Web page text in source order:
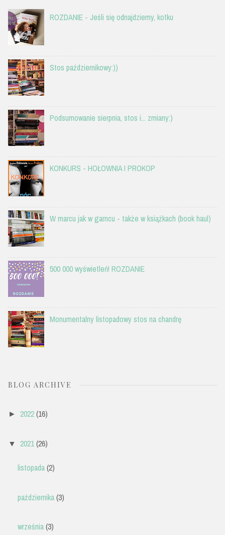
ROZDANIE - Jeśli się odnajdziemy, kotku
Stos październikowy:))
Podsumowanie sierpnia, stos i... zmiany:)
KONKURS - HOŁOWNIA I PROKOP
W marcu jak w garncu - także w książkach (book haul)
500 000 wyświetleń! ROZDANIE
Monumentalny listopadowy stos na chandrę
BLOG ARCHIVE
► 2022(16)
▼ 2021(26)
listopada(2)
października(3)
września(3)